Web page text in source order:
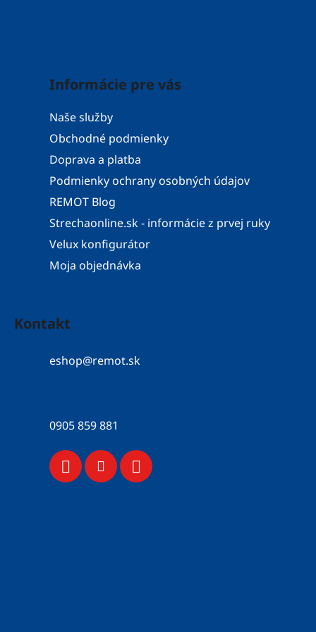
Informácie pre vás
Naše služby
Obchodné podmienky
Doprava a platba
Podmienky ochrany osobných údajov
REMOT Blog
Strechaonline.sk - informácie z prvej ruky
Velux konfigurátor
Moja objednávka
Kontakt
eshop@remot.sk
0905 859 881